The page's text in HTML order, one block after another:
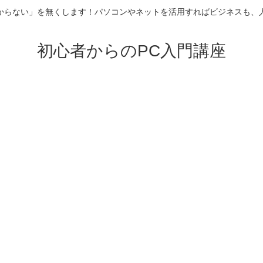
らない」を無くします！パソコンやネットを活用すればビジネスも、
初心者からのPC入門講座